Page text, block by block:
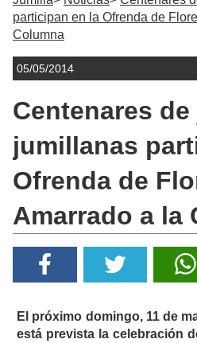
participan en la Ofrenda de
Columna
05/05/2014
Centenares
jumillanas
Ofrenda de
Amarrado a la
El próximo domingo, 11 de
está prevista la celebración